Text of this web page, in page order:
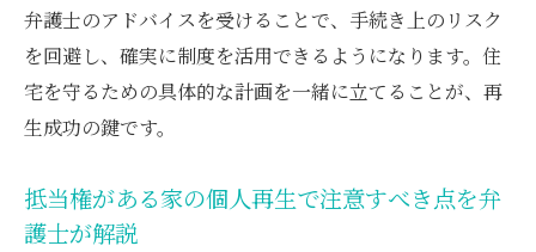
弁護士のアドバイスを受けることで、手続き上のリスク
を回避し、確実に制度を活用できるようになります。住
宅を守るための具体的な計画を一緒に立てることが、再
生成功の鍵です。
抵当権がある家の個人再生で注意すべき点を弁
護士が解説